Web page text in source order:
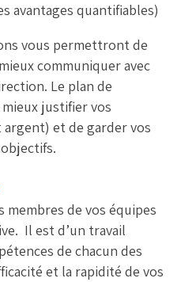
avantages quantifiables)
vous permettront de
communiquer avec
Le plan de
justifier vos
et de garder vos
membres de vos équipes
Il est d’un travail
de chacun des
et la rapidité de vos